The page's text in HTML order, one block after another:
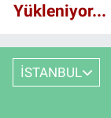
Yükleniyor...
İSTANBUL